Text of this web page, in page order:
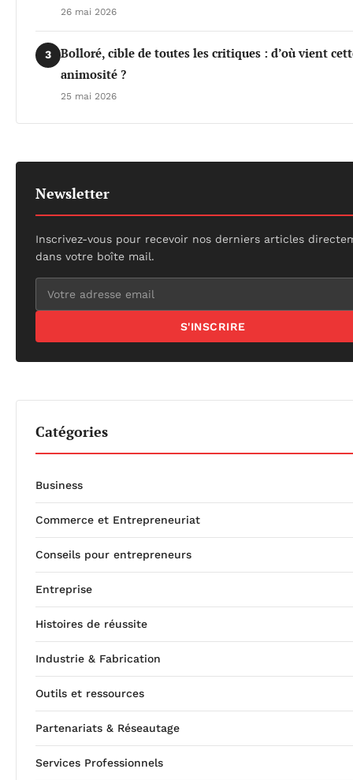
26 mai 2026
3
Bolloré, cible de toutes les critiques : d’où vient
animosité ?
25 mai 2026
Newsletter
Inscrivez-vous pour recevoir nos derniers articles
dans votre boîte mail.
S'INSCRIRE
Catégories
Business
Commerce et Entrepreneuriat
Conseils pour entrepreneurs
Entreprise
Histoires de réussite
Industrie & Fabrication
Outils et ressources
Partenariats & Réseautage
Services Professionnels